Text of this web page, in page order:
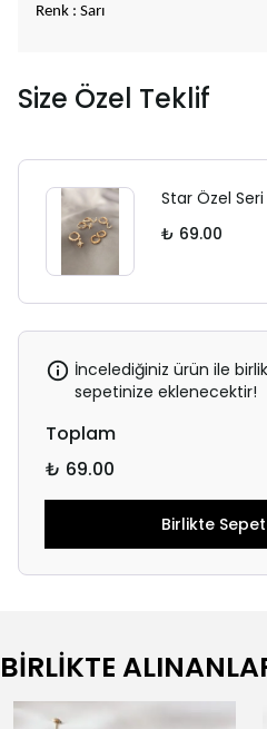
Renk : Sarı
Size Özel Teklif
Star Özel
₺ 69.00
İncelediğiniz ürün ile
sepetinize eklenecektir!
Toplam
₺ 69.00
Birlikte
BİRLİKTE